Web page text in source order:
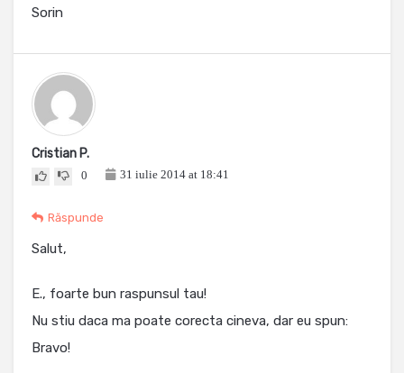
Sorin
Cristian P.
0 31 iulie 2014 at 18:41
Răspunde
Salut,
E., foarte bun raspunsul tau!
Nu stiu daca ma poate corecta cineva, dar eu spun:
Bravo!